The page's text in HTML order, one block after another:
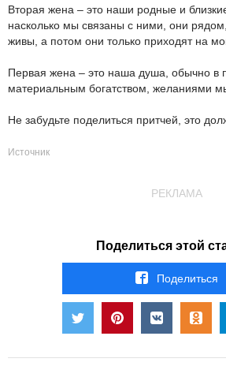
Вторая жена – это наши родные и
насколько мы связаны с ними, они
живы, а потом они только приходят на
Первая жена – это наша душа, обычно в
материальным богатством, желаниями
Не забудьте поделиться притчей, это
Источник
РЕКЛАМА
Поделиться этой
Поделиться